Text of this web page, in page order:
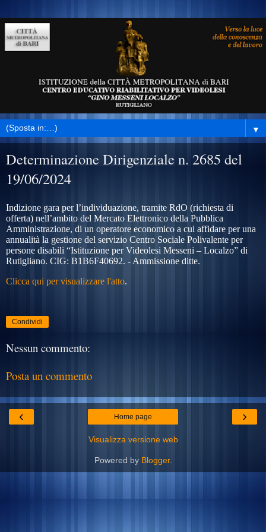
▼
Determinazione Dirigenziale n. 2685 del
19/06/2024
Indizione gara per l’individuazione, tramite RdO (richiesta di
offerta) nell’ambito del Mercato Elettronico della Pubblica
Amministrazione, di un operatore economico a cui affidare per una
annualità la gestione del servizio Centro Sociale Polivalente per
persone disabili “Istituzione per Videolesi Messeni – Localzo” di
Rutigliano. CIG: B1B6F40692. - Ammissione ditte.
Clicca qui per visualizzare l'atto.
Condividi
Nessun commento:
Posta un commento
‹ ›
Home page
Visualizza versione web
Powered by Blogger.